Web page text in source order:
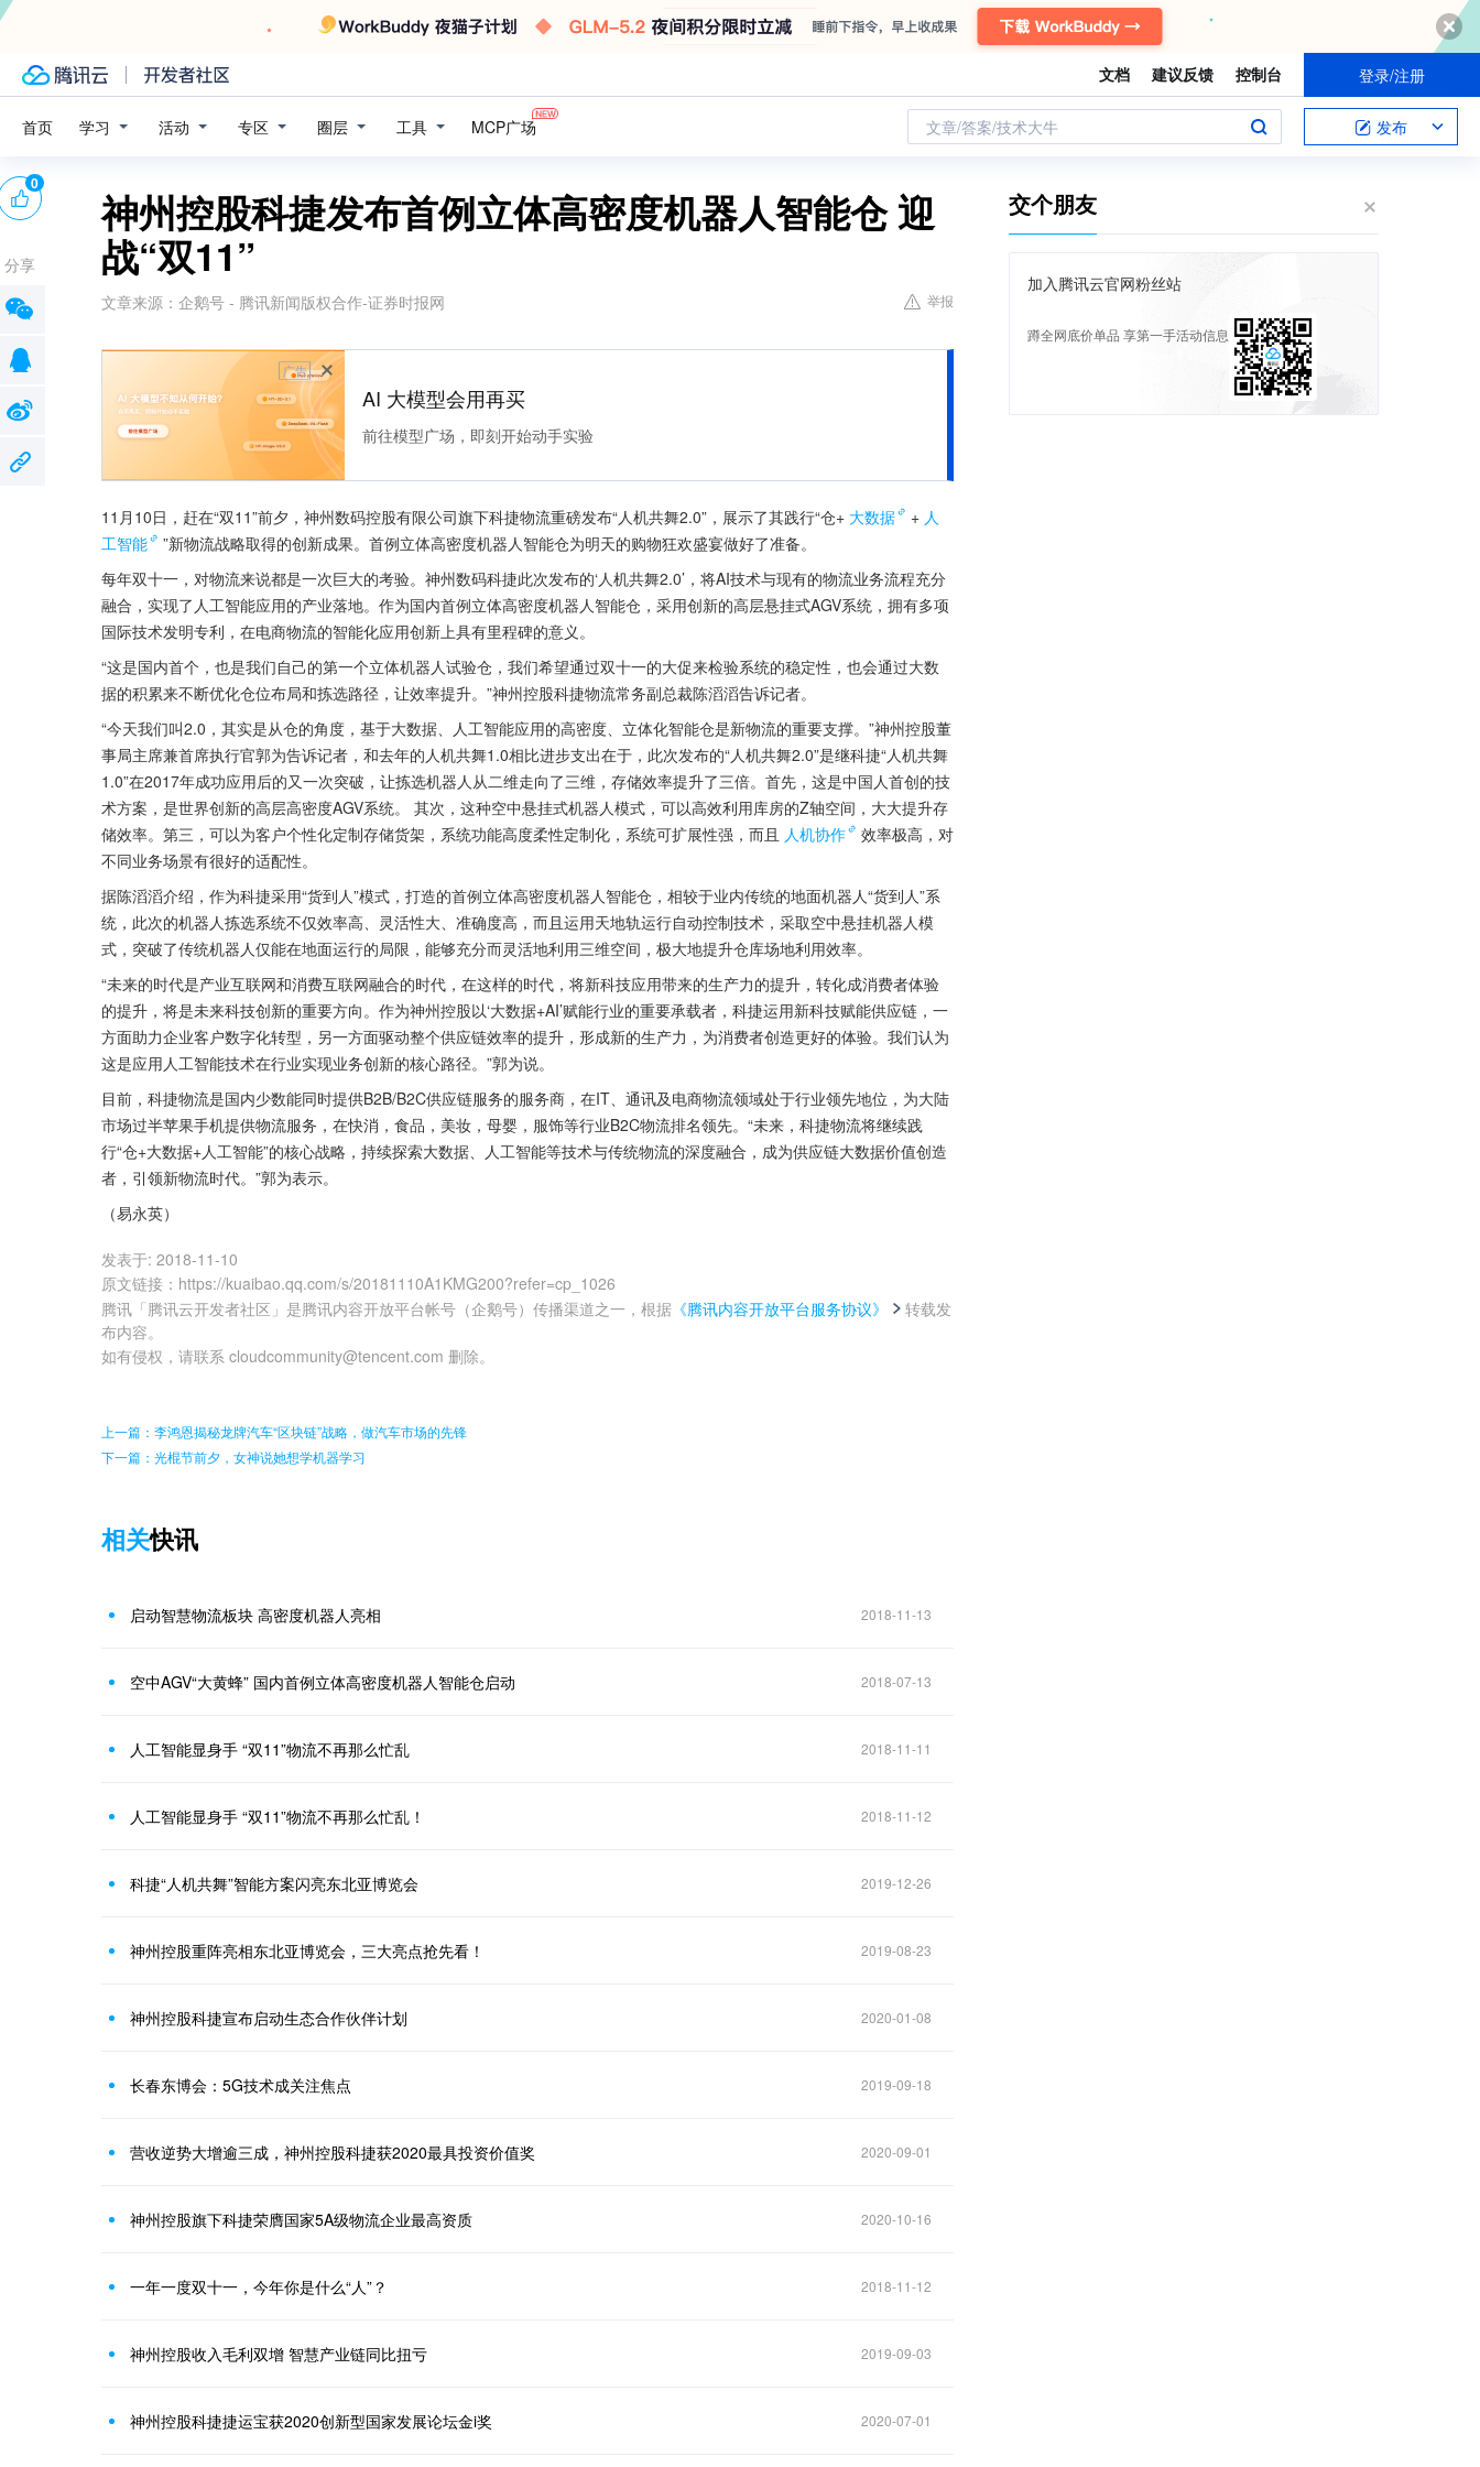
文档 建议反馈 控制台 登录/注册
首页 学习 活动 专区 圈层 工具 MCP广场 文章/答案/技术大牛 发布
神州控股科捷发布首例立体高密度机器人智能仓 迎
战“双11”
文章来源： 企鹅号 - 腾讯新闻版权合作-证券时报网 举报
广告
AI 大模型会用再买
前往模型广场，即刻开始动手实验
11月10日，赶在“双11”前夕，神州数码控股有限公司旗下科捷物流重磅发布“人机共舞2.0”，展示了其践行“仓+ 大数据 + 人
工智能
”新物流战略取得的创新成果。首例立体高密度机器人智能仓为明天的购物狂欢盛宴做好了准备。
每年双十一，对物流来说都是一次巨大的考验。神州数码科捷此次发布的‘人机共舞2.0’，将AI技术与现有的物流业务流程充分
融合，实现了人工智能应用的产业落地。作为国内首例立体高密度机器人智能仓，采用创新的高层悬挂式AGV系统，拥有多项
国际技术发明专利，在电商物流的智能化应用创新上具有里程碑的意义。
“这是国内首个，也是我们自己的第一个立体机器人试验仓，我们希望通过双十一的大促来检验系统的稳定性，也会通过大数
据的积累来不断优化仓位布局和拣选路径，让效率提升。”神州控股科捷物流常务副总裁陈滔滔告诉记者。
“今天我们叫2.0，其实是从仓的角度，基于大数据、人工智能应用的高密度、立体化智能仓是新物流的重要支撑。”神州控股董
事局主席兼首席执行官郭为告诉记者，和去年的人机共舞1.0相比进步支出在于，此次发布的“人机共舞2.0”是继科捷“人机共舞
1.0”在2017年成功应用后的又一次突破，让拣选机器人从二维走向了三维，存储效率提升了三倍。首先，这是中国人首创的技
术方案，是世界创新的高层高密度AGV系统。 其次，这种空中悬挂式机器人模式，可以高效利用库房的Z轴空间，大大提升存
储效率。第三，可以为客户个性化定制存储货架，系统功能高度柔性定制化，系统可扩展性强，而且 人机协作
效率极高，对
不同业务场景有很好的适配性。
据陈滔滔介绍，作为科捷采用“货到人”模式，打造的首例立体高密度机器人智能仓，相较于业内传统的地面机器人“货到人”系
统，此次的机器人拣选系统不仅效率高、灵活性大、准确度高，而且运用天地轨运行自动控制技术，采取空中悬挂机器人模
式，突破了传统机器人仅能在地面运行的局限，能够充分而灵活地利用三维空间，极大地提升仓库场地利用效率。
“未来的时代是产业互联网和消费互联网融合的时代，在这样的时代，将新科技应用带来的生产力的提升，转化成消费者体验
的提升，将是未来科技创新的重要方向。作为神州控股以‘大数据+AI’赋能行业的重要承载者，科捷运用新科技赋能供应链，一
方面助力企业客户数字化转型，另一方面驱动整个供应链效率的提升，形成新的生产力，为消费者创造更好的体验。我们认为
这是应用人工智能技术在行业实现业务创新的核心路径。”郭为说。
目前，科捷物流是国内少数能同时提供B2B/B2C供应链服务的服务商，在IT、通讯及电商物流领域处于行业领先地位，为大陆
市场过半苹果手机提供物流服务，在快消，食品，美妆，母婴，服饰等行业B2C物流排名领先。“未来，科捷物流将继续践
行“仓+大数据+人工智能”的核心战略，持续探索大数据、人工智能等技术与传统物流的深度融合，成为供应链大数据价值创造
者，引领新物流时代。”郭为表示。
（易永英）
发表于: 2018-11-10
原文链接 ： https://kuaibao.qq.com/s/20181110A1KMG200?refer=cp_1026
腾讯「腾讯云开发者社区」是腾讯内容开放平台帐号（企鹅号）传播渠道之一，根据 《腾讯内容开放平台服务协议》
转载发
布内容。
如有侵权，请联系 cloudcommunity@tencent.com 删除。
0
分享
上一篇：李鸿恩揭秘龙牌汽车“区块链”战略，做汽车市场的先锋
下一篇：光棍节前夕，女神说她想学机器学习
相关快讯
启动智慧物流板块 高密度机器人亮相 2018-11-13
空中AGV“大黄蜂” 国内首例立体高密度机器人智能仓启动 2018-07-13
人工智能显身手 “双11”物流不再那么忙乱 2018-11-11
人工智能显身手 “双11”物流不再那么忙乱！ 2018-11-12
科捷“人机共舞”智能方案闪亮东北亚博览会 2019-12-26
神州控股重阵亮相东北亚博览会，三大亮点抢先看！ 2019-08-23
神州控股科捷宣布启动生态合作伙伴计划 2020-01-08
长春东博会：5G技术成关注焦点 2019-09-18
营收逆势大增逾三成，神州控股科捷获2020最具投资价值奖 2020-09-01
神州控股旗下科捷荣膺国家5A级物流企业最高资质 2020-10-16
一年一度双十一，今年你是什么“人”？ 2018-11-12
神州控股收入毛利双增 智慧产业链同比扭亏 2019-09-03
神州控股科捷捷运宝获2020创新型国家发展论坛金i奖 2020-07-01
交个朋友
加入腾讯云官网粉丝站
蹲全网底价单品 享第一手活动信息